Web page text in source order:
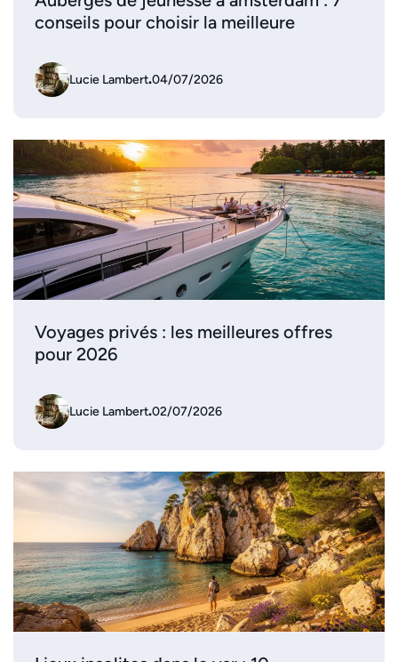
conseils pour choisir la meilleure
Lucie Lambert.04/07/2026
Voyages privés : les meilleures offres
pour 2026
Lucie Lambert.02/07/2026